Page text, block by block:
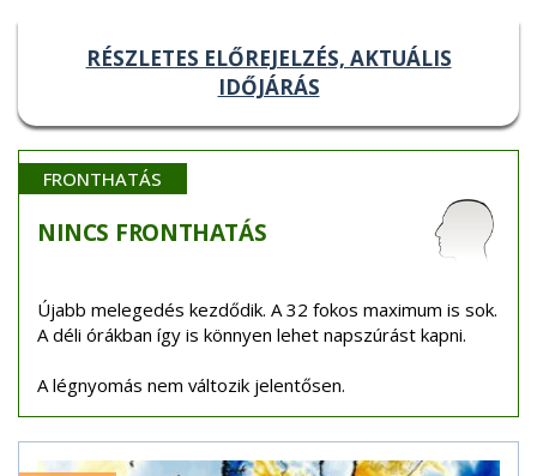
RÉSZLETES ELŐREJELZÉS, AKTUÁLIS
IDŐJÁRÁS
FRONTHATÁS
NINCS FRONTHATÁS
Újabb melegedés kezdődik. A 32 fokos maximum is sok.
A déli órákban így is könnyen lehet napszúrást kapni.
A légnyomás nem változik jelentősen.